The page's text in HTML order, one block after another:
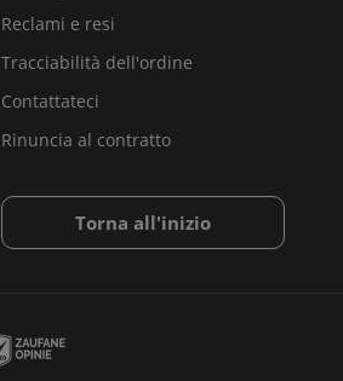
Reclami e resi
Tracciabilità dell'ordine
Contattateci
Rinuncia al contratto
Torna all'inizio